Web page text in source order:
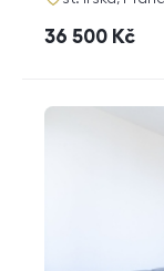
cena
36 500 Kč